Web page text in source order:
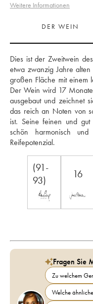
Weitere Informationen
DER WEIN
Dies ist der Zweitwein
etwa zwanzig Jahre
großen Fläche mit einem
Der Wein wird 17
ausgebaut und zeichnet
das reich an Noten von
ist. Seine feinen und
schön harmonisch
Reifepotenzial.
(91-
93)
16
Fragen Sie
Zu welchem
Welche